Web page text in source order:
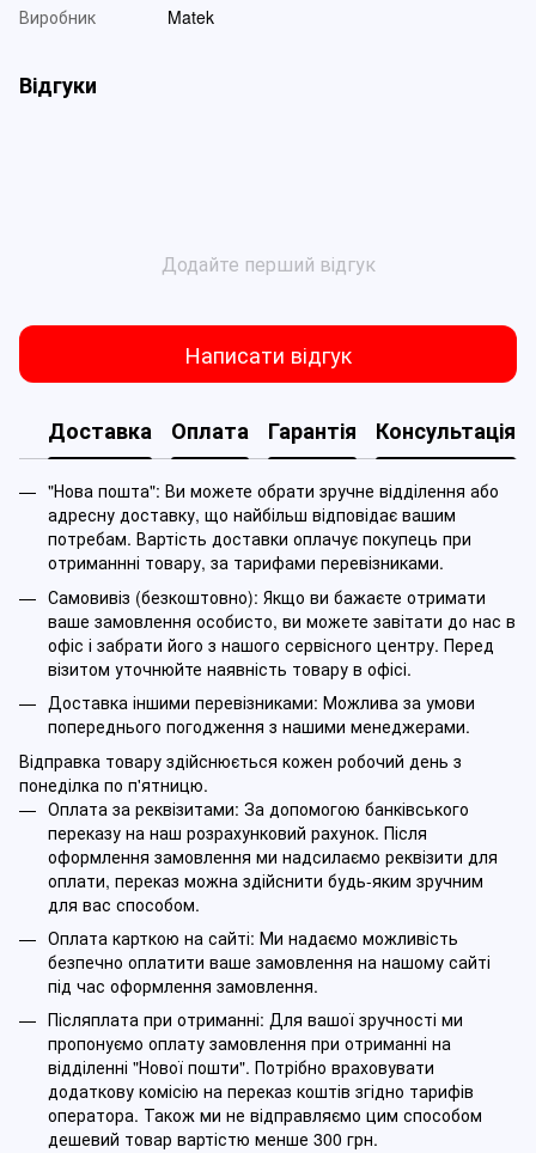
Виробник Matek
Відгуки
Додайте перший відгук
Написати відгук
Доставка Оплата Гарантія Консультація
"Нова пошта": Ви можете обрати зручне відділення або
адресну доставку, що найбільш відповідає вашим
потребам. Вартість доставки оплачує покупець при
отриманнні товару, за тарифами перевізниками.
Самовивіз (безкоштовно): Якщо ви бажаєте отримати
ваше замовлення особисто, ви можете завітати до нас в
офіс і забрати його з нашого сервісного центру. Перед
візитом уточнюйте наявність товару в офісі.
Доставка іншими перевізниками: Можлива за умови
попереднього погодження з нашими менеджерами.
Відправка товару здійснюється кожен робочий день з
понеділка по п'ятницю.
Оплата за реквізитами: За допомогою банківського
переказу на наш розрахунковий рахунок. Після
оформлення замовлення ми надсилаємо реквізити для
оплати, переказ можна здійснити будь-яким зручним
для вас способом.
Оплата карткою на сайті: Ми надаємо можливість
безпечно оплатити ваше замовлення на нашому сайті
під час оформлення замовлення.
Післяплата при отриманні: Для вашої зручності ми
пропонуємо оплату замовлення при отриманні на
відділенні "Нової пошти". Потрібно враховувати
додаткову комісію на переказ коштів згідно тарифів
оператора. Також ми не відправляємо цим способом
дешевий товар вартістю менше 300 грн.